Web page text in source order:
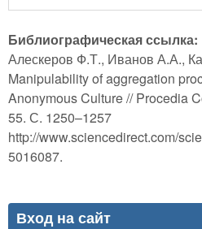
Библиографическая ссылка:
Алескеров Ф.Т., Иванов А.А.,
Manipulability of aggregation
Anonymous Culture // Procedia
55. С. 1250–1257
http://www.sciencedirect.com/
5016087.
Вход на сайт